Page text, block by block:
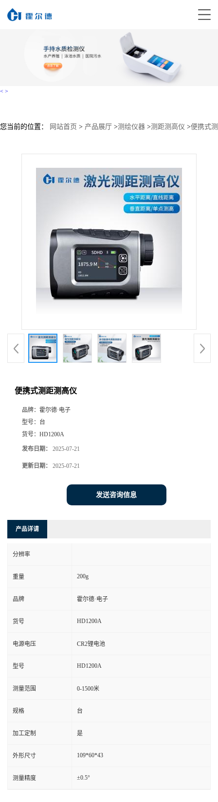
< >
您当前的位置： 网站首页 > 产品展厅 >测绘仪器 >测距测高仪 >便携式测
便携式测距测高仪
品牌： 霍尔德·电子
型号： 台
货号： HD1200A
发布日期： 2025-07-21
更新日期： 2025-07-21
发送咨询信息
产品详请
分辨率
重量 200g
品牌 霍尔德·电子
货号 HD1200A
电源电压 CR2锂电池
型号 HD1200A
测量范围 0-1500米
规格 台
加工定制 是
外形尺寸 109*60*43
测量精度 ±0.5°